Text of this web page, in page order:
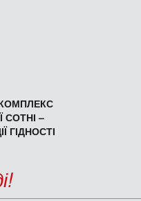
СОТНІ –
ГІДНОСТІ